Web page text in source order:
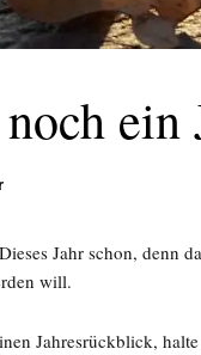
Jahr schon, denn
will.
Jahresrückblick,